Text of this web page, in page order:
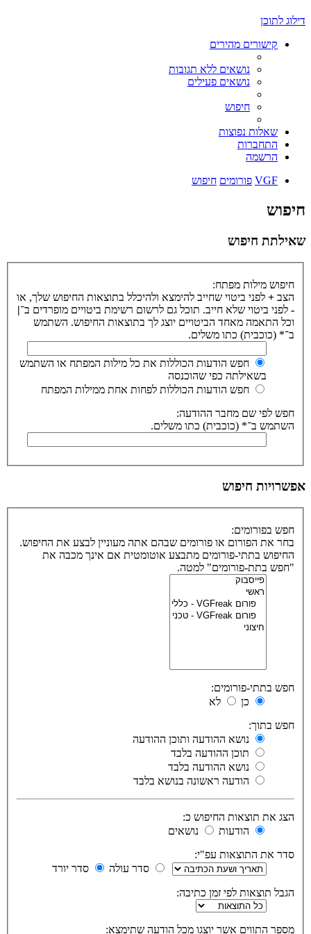
דילוג לתוכן
קישורים מהירים
נושאים ללא תגובות
נושאים פעילים
חיפוש
שאלות נפוצות
התחברות
הרשמה
VGF פורומים חיפוש
חיפוש
שאילתת חיפוש
חיפוש מילות מפתח:
הצב + לפני ביטוי שחייב להימצא ולהיכלל בתוצאות החיפוש שלך, או
- לפני ביטוי שלא חייב. תוכל גם לרשום רשימת ביטויים מופרדים ב־|
וכל התאמה מאחד הביטויים יוצג לך בתוצאות החיפוש. השתמש
ב־* (כוכבית) כתו משלים.
חפש הודעות הכוללות את כל מילות המפתח או השתמש
בשאילתה כפי שהוכנסה
חפש הודעות הכוללות לפחות אחת ממילות המפתח
חפש לפי שם מחבר ההודעה:
השתמש ב־* (כוכבית) כתו משלים.
אפשרויות חיפוש
חפש בפורומים:
בחר את הפורום או פורומים שבהם אתה מעוניין לבצע את החיפוש.
החיפוש בתתי-פורומים מתבצע אוטומטית אם אינך מכבה את
"חפש בתת-פורומים" למטה.
חפש בתתי-פורומים:
כן
לא
חפש בתוך:
נושא ההודעה ותוכן ההודעה
תוכן ההודעה בלבד
נושא ההודעה בלבד
הודעה ראשונה בנושא בלבד
הצג את תוצאות החיפוש כ:
הודעות
נושאים
סדר את התוצאות עפ"י:
סדר עולה
סדר יורד
הגבל תוצאות לפי זמן כתיבה:
מספר התווים אשר יוצגו מכל הודעה שתימצא: